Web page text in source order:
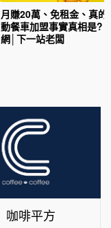
月賺20萬、免租金、真
動餐車加盟事實真相是
網│下一站老闆
咖啡平方